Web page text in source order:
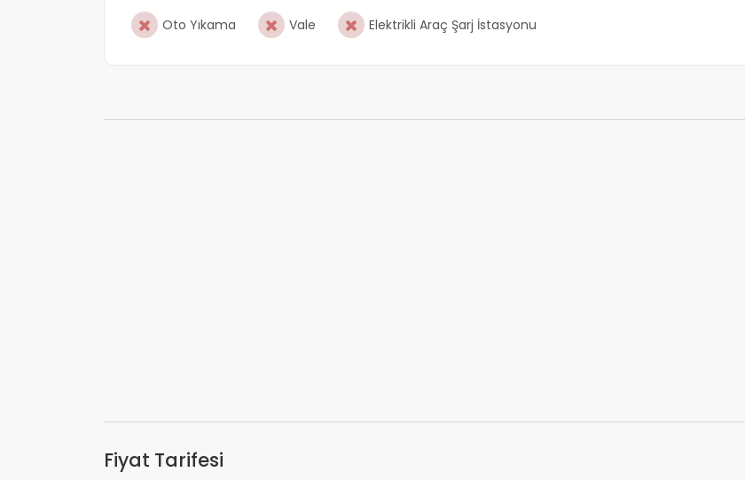
Oto Yıkama Vale Elektrikli Araç Şarj İstasyonu
Fiyat Tarifesi